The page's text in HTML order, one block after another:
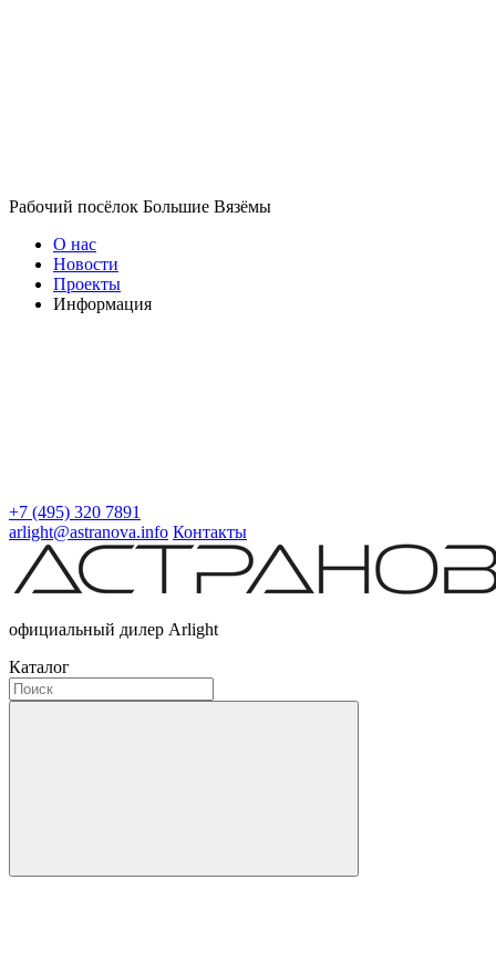
Рабочий посёлок Большие Вязёмы
О нас
Новости
Проекты
Информация
+7 (495) 320 7891
arlight@astranova.info Контакты
официальный дилер Arlight
Каталог